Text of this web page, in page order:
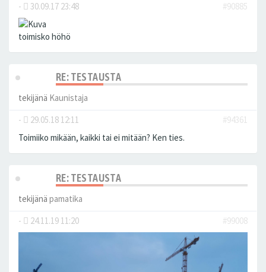
- 30.09.17 23:48 #90885
toimisko höhö
RE: TESTAUSTA
tekijänä Kaunistaja
-
29.05.18 12:11
#94361
Toimiiko mikään, kaikki tai ei mitään? Ken ties.
RE: TESTAUSTA
tekijänä pamatika
-
24.11.19 11:20 #99008